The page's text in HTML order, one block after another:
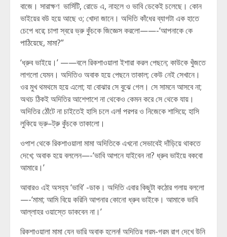
বাজে। সারাক্ষণ ভার্সিটি, রোডে এ, নাহলে ও ভাবি ডেকেই চলেছে। কোন
ভাইয়ের বউ হয়ে আছে ও; খোদা জানে। অদিতি কাঁধের ব্যাগটা এক হাতে
চেপে ধরে; চাপা স্বরে ভ্রু কুঁচকে জিজ্ঞেস করলো——-‘আপনাকে কে
পাঠিয়েছে, মামা?”
‘ধ্রুব ভাইয়ে।’ ——বলে রিকশাওয়ালা ইশারা করল পেছনে; কাউকে খুঁজতে
লাগলো যেমন। অদিতিও অবাক হয়ে পেছনে তাকাল; কেউ নেই সেখানে।
ওর মুখ থমথমে হয়ে এলো; যা বোঝার সে বুঝে গেল। সে সামনে আসবে না;
অথচ ঠিকই অদিতির আশেপাশে না থেকেও কেমন করে সে থেকে যায়।
অদিতির ঠোঁটে না চাইতেই হাসি চলে এল! পরপর ও নিজেকে শাসিয়ে; হাসি
লুকিয়ে ভ্রু–ট্রু কুঁচকে তাকালো।
ওপাশ থেকে রিকশাওয়ালা মামা অদিতিকে এখনো সেভাবেই দাঁড়িয়ে থাকতে
দেখে; অবাক হয়ে বললেন—-‘ভাবি আপনে যাইবেন না? ধ্রুব ভাইয়ে বকবো
আমারে।’
আবারও এই অসহ্য ‘ভাবি’ -ডাক। অদিতি এবার কিছুটা কঠোর গলায় বললো
—-‘মামা; আমি বিয়ে করিনি আপনার কোনো ধ্রুব ভাইকে। আমাকে ভাবি
আল্লাহর ওয়াস্তে ডাকবেন না।’
রিকশাওয়ালা মামা যেন ভারি অবাক হলেন! অদিতির গরম-গরম রাগ দেখে উনি